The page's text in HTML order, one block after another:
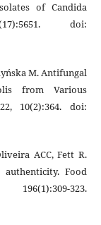
of Candida
doi:
M. Antifungal
from Various
10(2):364. doi:
ACC, Fett R.
Food
323.